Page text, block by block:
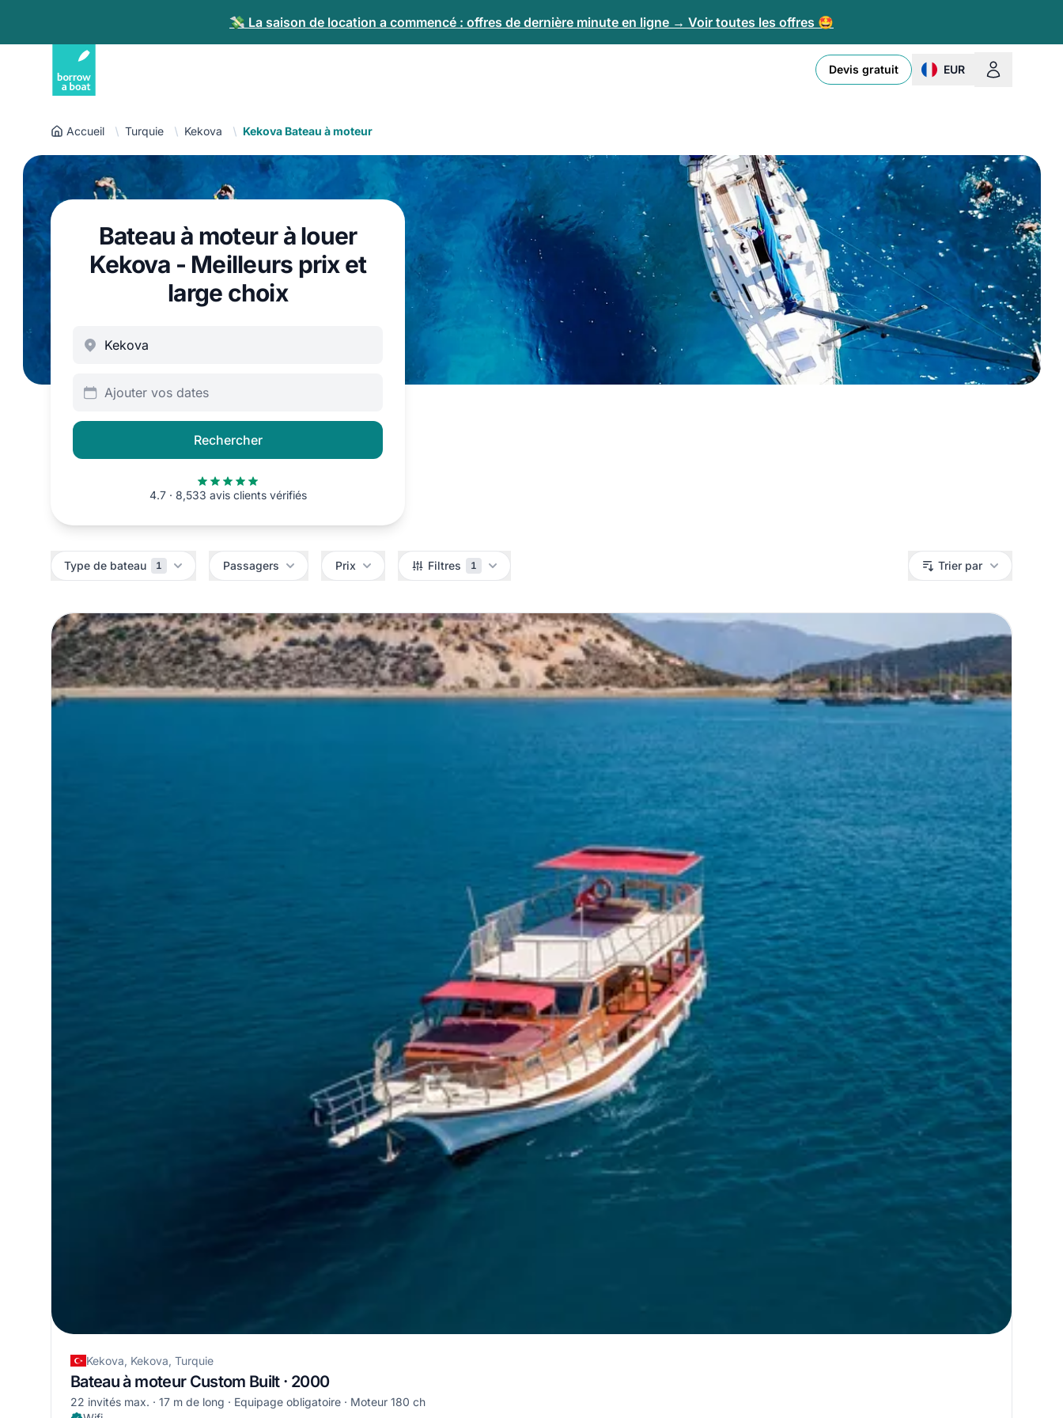
💸 La saison de location a commencé : offres de dernière minute en ligne → Voir toutes les offres 🤩
Devis gratuit EUR
change currency or
Accueil Turquie Kekova Kekova Bateau à moteur
Bateau à moteur à louer
Kekova - Meilleurs prix et
large choix
Ajouter vos dates
Rechercher
4.7 · 8,533 avis clients vérifiés
Type de bateau 1 Passagers Prix Filtres 1 Trier par
Kekova, Kekova, Turquie
Bateau à moteur Custom Built · 2000
22 invités max. 17 m de long Equipage obligatoire
Moteur 180 ch